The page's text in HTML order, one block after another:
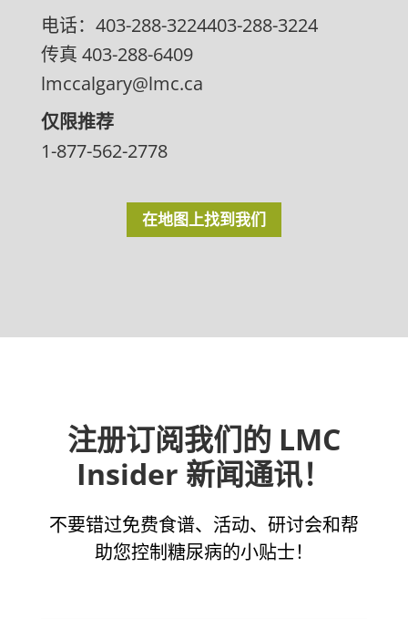
电话：403-288-3224403-288-3224
传真 403-288-6409
lmccalgary@lmc.ca
仅限推荐
1-877-562-2778
在地图上找到我们
注册订阅我们的 LMC
Insider 新闻通讯！
不要错过免费食谱、活动、研讨会和帮
助您控制糖尿病的小贴士！